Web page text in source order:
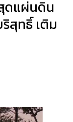
ดแผ่นดิน
สุทธิ์ เติม